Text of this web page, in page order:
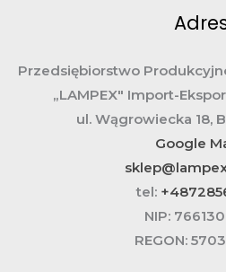
Przedsiębiorstwo
„LAMPEX" Import-
ul. Wągrowiecka 18,
Google
tel:
NIP:
REGON: